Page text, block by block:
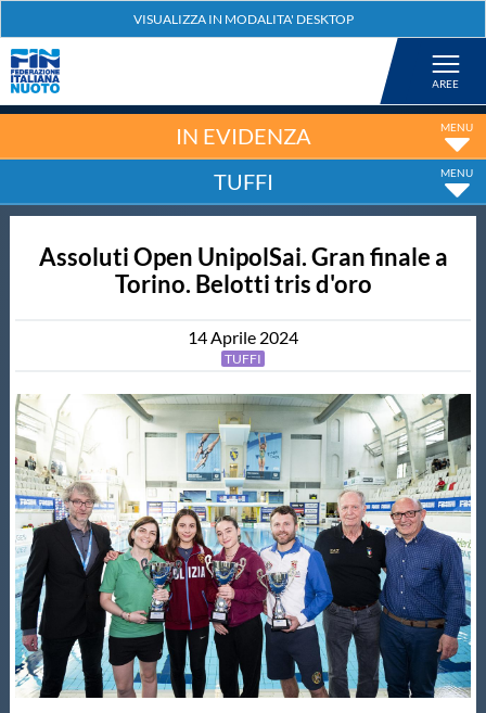
Nuoto
Tuffi
Fondo
Salvamento
Master
Formazione
GUG
IN EVIDENZA
TUFFI
Assoluti Open UnipolSai. Gran finale a
Torino. Belotti tris d'oro
14Aprile 2024
TUFFI